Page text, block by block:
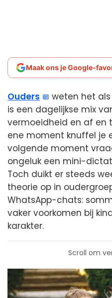
Maak ons je Google-
Ouders
weten het
is een dagelijkse mix
vermoeidheid en af en
ene moment knuffel je
volgende moment
ongeluk een mini-
Toch duikt er steeds
theorie op in
WhatsApp-chats:
vaker voorkomen bij
karakter.
Scroll om